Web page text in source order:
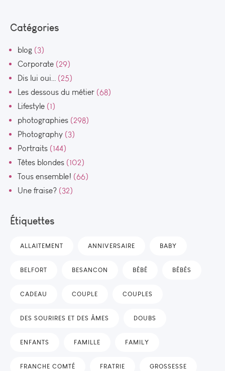
Catégories
blog (3)
Corporate (29)
Dis lui oui… (25)
Les dessous du métier (68)
Lifestyle (1)
photographies (298)
Photography (3)
Portraits (144)
Têtes blondes (102)
Tous ensemble! (66)
Une fraise? (32)
Étiquettes
ALLAITEMENT ANNIVERSAIRE BABY
BELFORT BESANCON BÉBÉ BÉBÉS
CADEAU COUPLE COUPLES
DES SOURIRES ET DES ÂMES DOUBS
ENFANTS FAMILLE FAMILY
FRANCHE COMTÉ FRATRIE GROSSESSE